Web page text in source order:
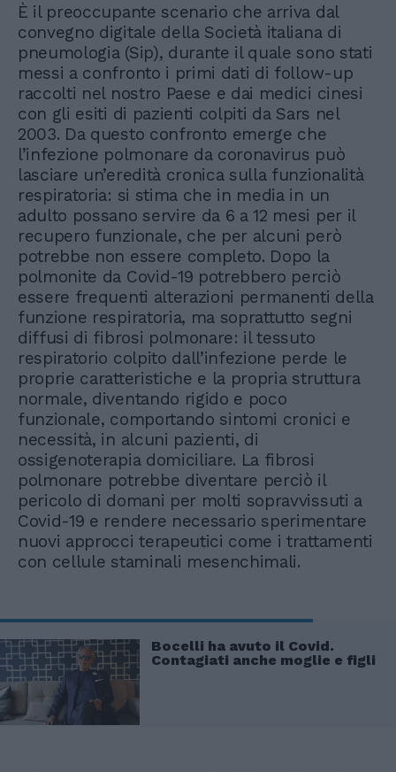
È il preoccupante scenario che arriva dal
convegno digitale della Società italiana di
pneumologia (Sip), durante il quale sono stati
messi a confronto i primi dati di follow-up
raccolti nel nostro Paese e dai medici cinesi
con gli esiti di pazienti colpiti da Sars nel
2003. Da questo confronto emerge che
l’infezione polmonare da coronavirus può
lasciare un’eredità cronica sulla funzionalità
respiratoria: si stima che in media in un
adulto possano servire da 6 a 12 mesi per il
recupero funzionale, che per alcuni però
potrebbe non essere completo. Dopo la
polmonite da Covid-19 potrebbero perciò
essere frequenti alterazioni permanenti della
funzione respiratoria, ma soprattutto segni
diffusi di fibrosi polmonare: il tessuto
respiratorio colpito dall’infezione perde le
proprie caratteristiche e la propria struttura
normale, diventando rigido e poco
funzionale, comportando sintomi cronici e
necessità, in alcuni pazienti, di
ossigenoterapia domiciliare. La fibrosi
polmonare potrebbe diventare perciò il
pericolo di domani per molti sopravvissuti a
Covid-19 e rendere necessario sperimentare
nuovi approcci terapeutici come i trattamenti
con cellule staminali mesenchimali.
Bocelli ha avuto il Covid.
Contagiati anche moglie e figli